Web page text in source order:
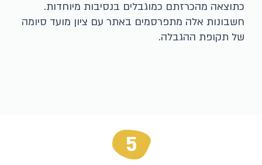
כתוצאה מהכרזתם כמוגבלים בנסיבות מיוחדות.
חשבונות אלה מתפרסמים באתר עם ציון מועד סיומה
של תקופת ההגבלה.​
5